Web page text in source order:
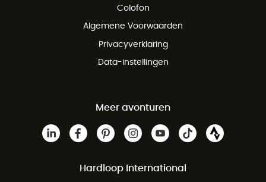
Colofon
Algemene Voorwaarden
Privacyverklaring
Data-instellingen
Meer avonturen
Hardloop International